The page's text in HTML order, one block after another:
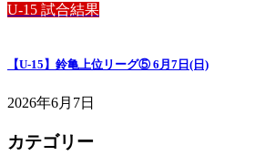
U-15 試合結果
【U-15】鈴亀上位リーグ⑤ 6月7日(日)
2026年6月7日
カテゴリー